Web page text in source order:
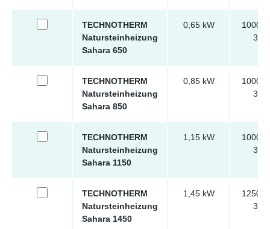
TECHNOTHERM
Natursteinheizung
Sahara 650
0,65 kW
1000 x
30
TECHNOTHERM
Natursteinheizung
Sahara 850
0,85 kW
1000 x
30
TECHNOTHERM
Natursteinheizung
Sahara 1150
1,15 kW
1000 x
30
TECHNOTHERM
Natursteinheizung
Sahara 1450
1,45 kW
1250 x
30